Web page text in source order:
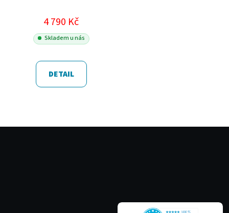
4 790 Kč
Skladem u nás
DETAIL